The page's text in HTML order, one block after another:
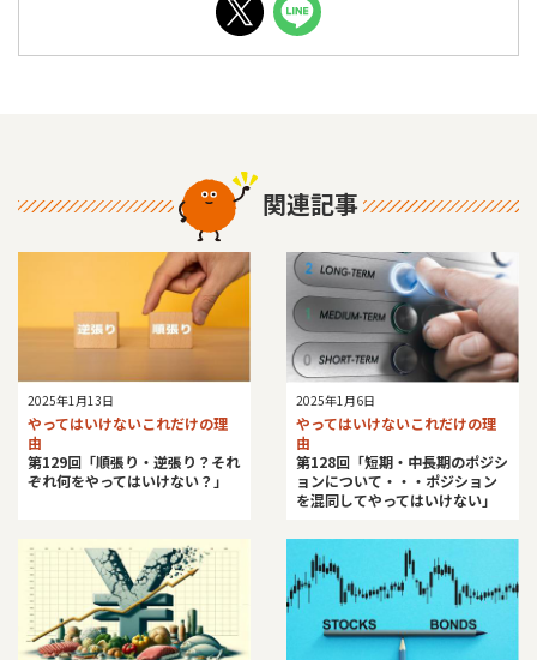
関連記事
2025年1月13日
やってはいけないこれだけの理
由
第129回「順張り・逆張り？それ
ぞれ何をやってはいけない？」
2025年1月6日
やってはいけないこれだけの理
由
第128回「短期・中長期のポジシ
ョンについて・・・ポジション
を混同してやってはいけない」